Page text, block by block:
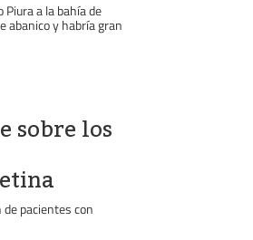
Piura a la bahía de
abanico y habría gran
sobre los
pacientes con